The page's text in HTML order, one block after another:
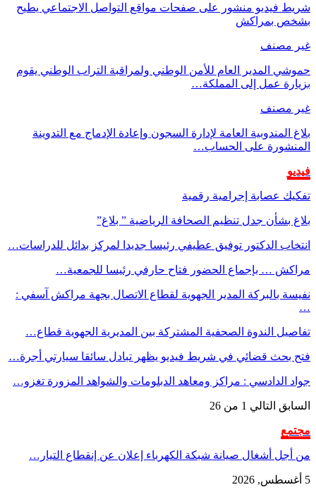
شريط فيديو منشور على صفحات مواقع التواصل الاجتماعي يطيح
بشخص بمراكش
غير مصنف
حموشي المدير العام للأمن الوطني ولمراقبة التراب الوطني يقوم
بزيارة عمل إلى المملكة…
غير مصنف
بلاغ المندوبية العامة لإدارة السجون وإعادة الإدماج مع التدوينة
المنشورة على الحساب…
فيديو
تفكيك عصابة إجرامية رقمية
بلاغ بشأن جدل تنظيم الصحافة الرياضية ” بلاغ”
انتخاب الدكتور توفيق عطيفي رئيسا جديدا لمركز بدائل للدراسات…
مراكش … بإجماع الحضور فتاح حارفي رئيسا للجمعية…
نفيسة بالبركة المدير الجهوية لقطاع الاتصال بجهة مراكش آسفي :
…
تفاصيل الندوة الصحفية المشتركة بين المديرية الجهوية قطاع…
فتح بحث قضائي في شريط فيديو يظهر تبادل سائقا سيارتي أجرة…
جواد الدادسي : مراكز ومعاهد الدبلومات والشواهد المزورة تغزو…
السابق التالي 1 من 26
مجتمع
من أجل أشغال صيانة شبكة الكهرباء إعلان عن إنقطاع التيار…
5 أغسطس, 2026